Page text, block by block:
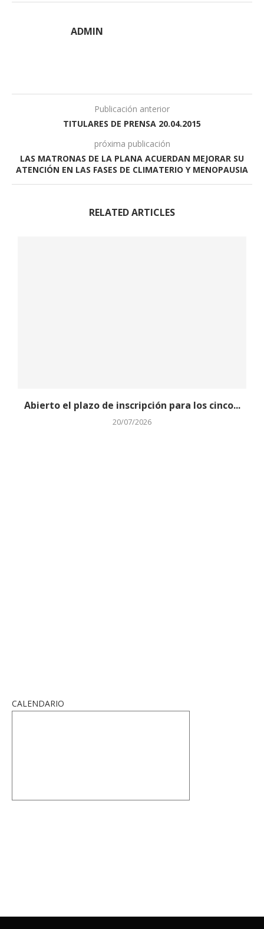
ADMIN
Publicación anterior
TITULARES DE PRENSA 20.04.2015
próxima publicación
LAS MATRONAS DE LA PLANA ACUERDAN MEJORAR SU
ATENCIÓN EN LAS FASES DE CLIMATERIO Y MENOPAUSIA
RELATED ARTICLES
Abierto el plazo de inscripción para los cinco...
20/07/2026
CALENDARIO